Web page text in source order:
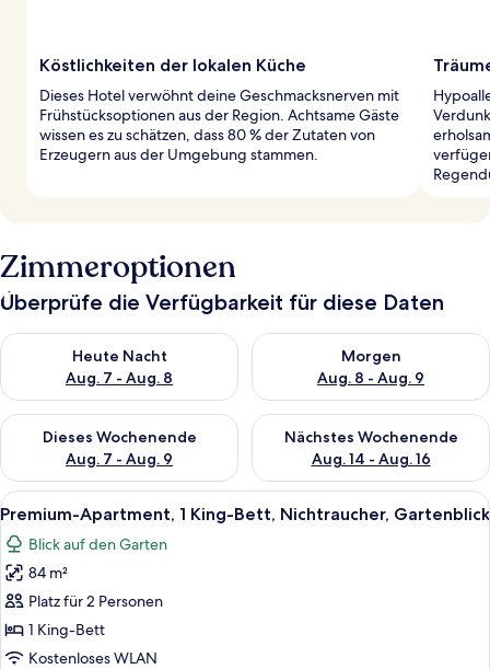
Köstlichkeiten der lokalen Küche
Dieses Hotel verwöhnt deine Geschmacksnerven mit
Frühstücksoptionen aus der Region. Achtsame Gäste
wissen es zu schätzen, dass 80 % der Zutaten von
Erzeugern aus der Umgebung stammen.
Zimmeroptionen
Überprüfe die Verfügbarkeit für diese Daten
Heute Nacht
Aug. 7 - Aug. 8
Überprüfe die Verfügbarkeit für heute Nacht, Aug. 7 - Aug. 8.
Morgen
Aug. 8 - Aug. 9
Überprüfe die Verfügbarkeit
Dieses Wochenende
Aug. 7 - Aug. 9
Überprüfe die Verfügbarkeit für dieses Wochenende, Aug. 7
Nächstes Wochenende
Aug. 14 - Aug. 16
Überprüfe die Verfügbarkeit
Alle
Fotos
für
Premium-
Apartment,
1 King-
Bett,
Premium-Apartment, 1 King-Bett,
50
Premium-Apartment, 1 King-Bett, Nichtraucher, Gartenblick
Blick auf den Garten
84 m²
Platz für 2 Personen
1 King-Bett
Kostenloses WLAN